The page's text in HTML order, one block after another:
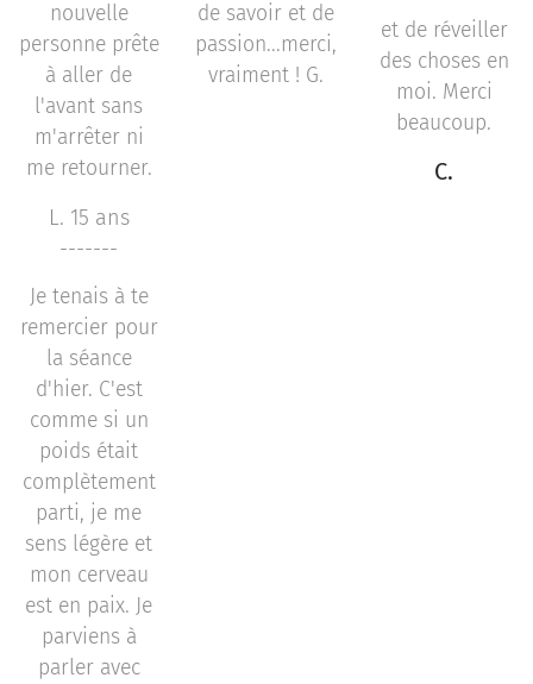
nouvelle
personne prête
à aller de
l'avant sans
m'arrêter ni
me retourner.
L. 15 ans
-------
Je tenais à te
remercier pour
la séance
d'hier. C'est
comme si un
poids était
complètement
parti, je me
sens légère et
mon cerveau
est en paix. Je
parviens à
parler avec
de savoir et de
passion...merci,
vraiment ! G.
et de réveiller
des choses en
moi. Merci
beaucoup.
C.